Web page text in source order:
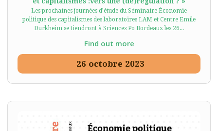
Les prochaines journées d’étude du Séminaire Économie
politique des capitalismes des laboratoires LAM et Centre Emile
Durkheim se tiendront à Sciences Po Bordeaux les 26...
Find out more
26 octobre 2023